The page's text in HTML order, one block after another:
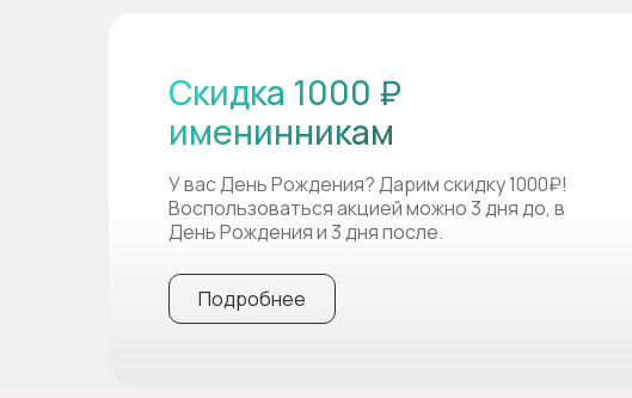
Подробнее
Скидка 1000 ₽
именинникам
У вас День Рождения? Дарим скидку 1000₽!
Воспользоваться акцией можно 3 дня до, в
День Рождения и 3 дня после.